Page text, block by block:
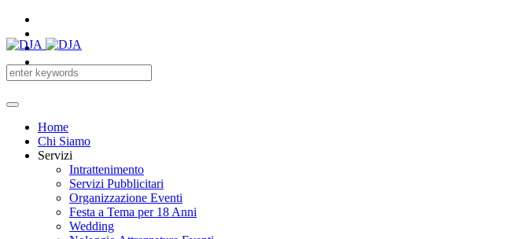
Home
Chi Siamo
Servizi
Intrattenimento
Servizi Pubblicitari
Organizzazione Eventi
Festa a Tema per 18 Anni
Wedding